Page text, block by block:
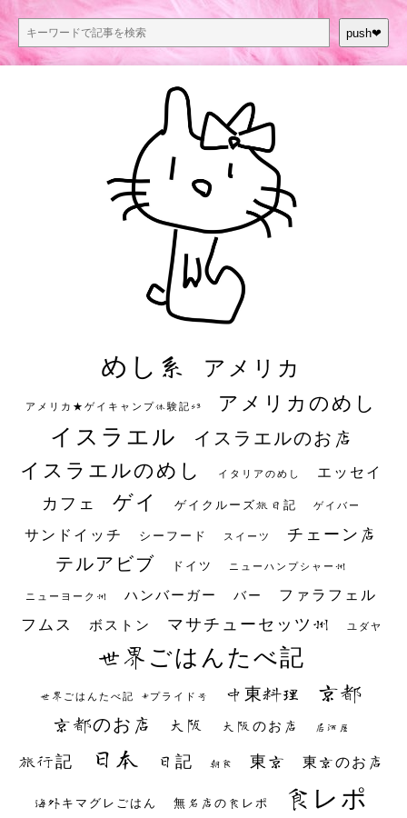
push❤︎
めし系 アメリカ
アメリカ★ゲイキャンプ体験記S3 アメリカのめし
イスラエル イスラエルのお店
イスラエルのめし イタリアのめし エッセイ
カフェ ゲイ ゲイクルーズ旅日記 ゲイバー
サンドイッチ シーフード スイーツ チェーン店
テルアビブ ドイツ ニューハンプシャー州
ニューヨーク州 ハンバーガー バー ファラフェル
フムス ボストン マサチューセッツ州 ユダヤ
世界ごはんたべ記
世界ごはんたべ記 #プライド号 中東料理 京都
京都のお店 大阪 大阪のお店 居酒屋
旅行記 日本 日記 朝食 東京 東京のお店
海外キマグレごはん 無名店の食レポ 食レポ